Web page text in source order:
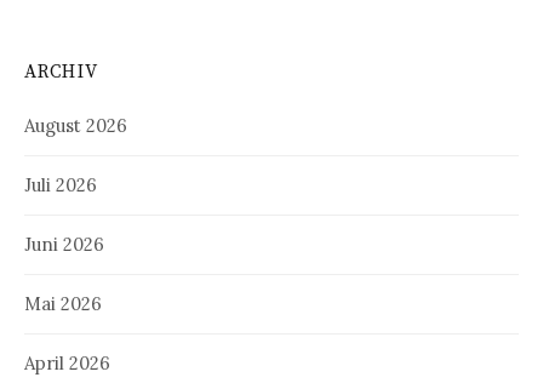
ARCHIV
August 2026
Juli 2026
Juni 2026
Mai 2026
April 2026